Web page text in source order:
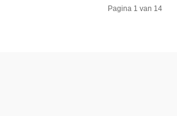
Pagina 1 van 14